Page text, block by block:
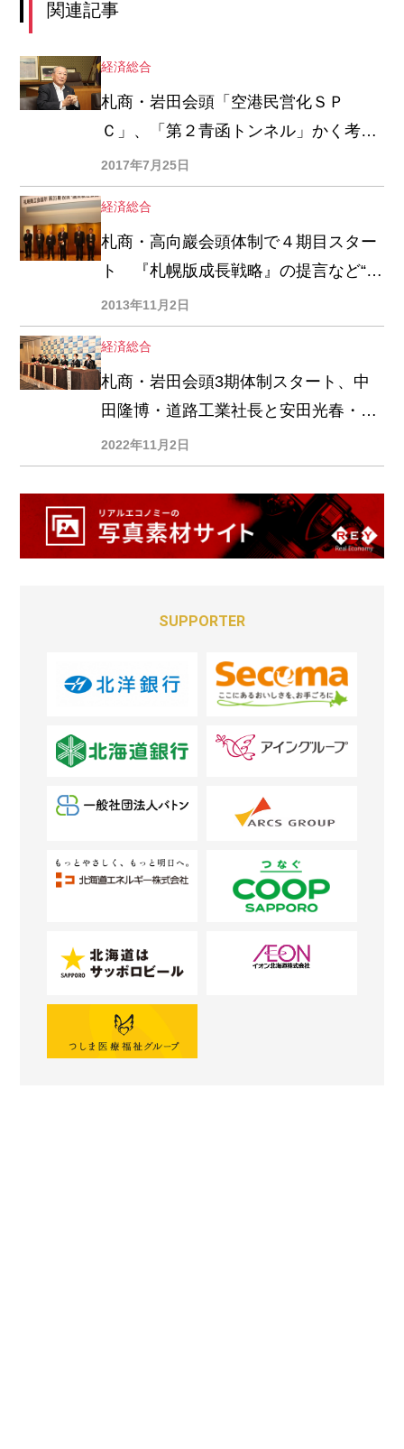
関連記事
経済総合
札商・岩田会頭「空港民営化ＳＰ
Ｃ」、「第２青函トンネル」かく考え
る
2017年7月25日
経済総合
札商・高向巖会頭体制で４期目スター
ト 『札幌版成長戦略』の提言など“企
業を全力応援”がスローガン
2013年11月2日
経済総合
札商・岩田会頭3期体制スタート、中
田隆博・道路工業社長と安田光春・北
洋銀行頭取が新副会頭に就任
2022年11月2日
SUPPORTER